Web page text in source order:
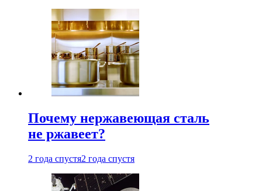
Почему нержавеющая сталь
не ржавеет?
2 года спустя2 года спустя